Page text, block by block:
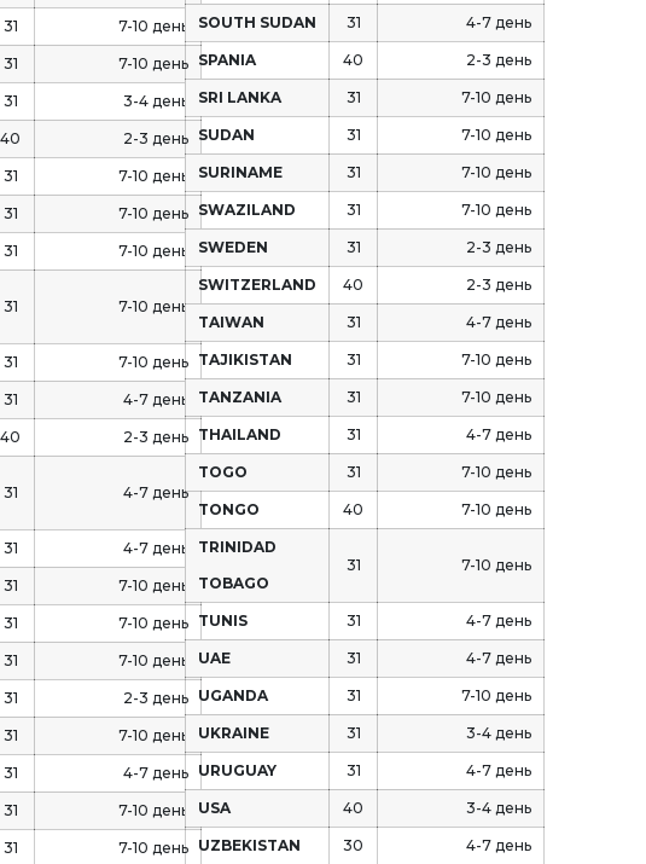
31 7-10 день
31 7-10 день
31 3-4 день
40 2-3 день
31 7-10 день
31 7-10 день
31 7-10 день
31 7-10 день
31 7-10 день
31 4-7 день
40 2-3 день
31 4-7 день
31 4-7 день
31 7-10 день
31 7-10 день
31 7-10 день
31 2-3 день
31 7-10 день
31 4-7 день
31 7-10 день
31 7-10 день
SOUTH SUDAN 31 4-7 день
SPANIA 40 2-3 день
SRI LANKA 31 7-10 день
SUDAN 31 7-10 день
SURINAME 31 7-10 день
SWAZILAND 31 7-10 день
SWEDEN 31 2-3 день
SWITZERLAND 40 2-3 день
TAIWAN 31 4-7 день
TAJIKISTAN 31 7-10 день
TANZANIA 31 7-10 день
THAILAND 31 4-7 день
TOGO 31 7-10 день
TONGO 40 7-10 день
TRINIDAD
TOBAGO
31 7-10 день
TUNIS 31 4-7 день
UAE 31 4-7 день
UGANDA 31 7-10 день
UKRAINE 31 3-4 день
URUGUAY 31 4-7 день
USA 40 3-4 день
UZBEKISTAN 30 4-7 день